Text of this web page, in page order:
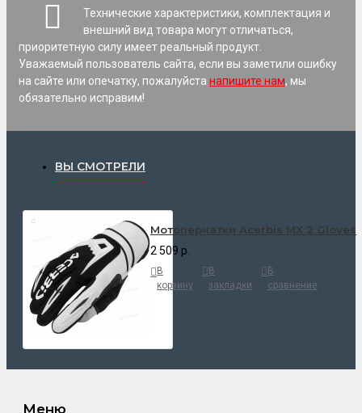
Технические характеристики, комплектация и
внешний вид товара могут отличаться,
приоритетную силу имеет реальный продукт.
Уважаемый пользователь сайта, если вы заметили ошибку
на сайте или опечатку, пожалуйста напишите нам, мы
обязательно исправим!
ВЫ СМОТРЕЛИ
Мотоперчатки Acerbis MX 2 Gloves
2 509 р.
В
корзину
В
закладки
В
сравнение
Меню